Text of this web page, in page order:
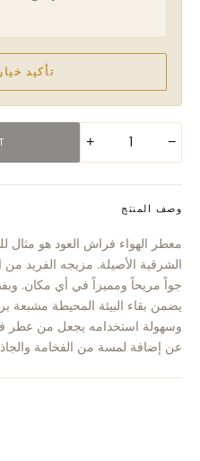
تأكيد
−
+
وصف المنتج
معطر الهواء فراش العود هو مثال
الشرقية الأصيلة. مزيجه الفريد من
جواً مريحاً ومميزاً في أي مكان.
يضمن بقاء البيئة المحيطة مشبعة
وسهولة استخدامه يجعل من عطر
عن إضافة لمسة من الفخامة